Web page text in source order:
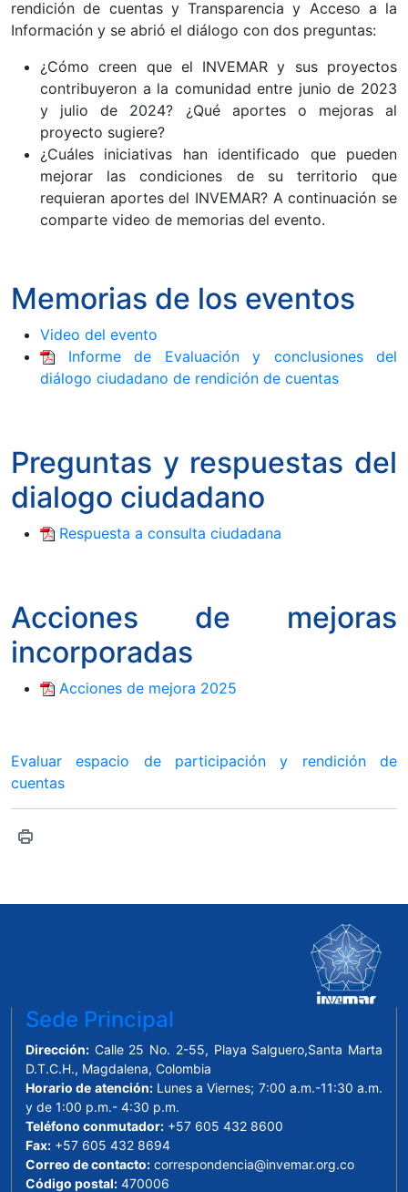
rendición de cuentas y Transparencia y Acceso a la
Información y se abrió el diálogo con dos preguntas:
¿Cómo creen que el INVEMAR y sus proyectos
contribuyeron a la comunidad entre junio de 2023
y julio de 2024? ¿Qué aportes o mejoras al
proyecto sugiere?
¿Cuáles iniciativas han identificado que pueden
mejorar las condiciones de su territorio que
requieran aportes del INVEMAR? A continuación se
comparte video de memorias del evento.
Memorias de los eventos
Video del evento
Informe de Evaluación y conclusiones del
diálogo ciudadano de rendición de cuentas
Preguntas y respuestas del
dialogo ciudadano
Respuesta a consulta ciudadana
Acciones de mejoras
incorporadas
Acciones de mejora 2025
Evaluar espacio de participación y rendición de
cuentas
Sede Principal
Dirección: Calle 25 No. 2-55, Playa Salguero,Santa Marta
D.T.C.H., Magdalena, Colombia
Horario de atención:Lunes a Viernes; 7:00 a.m.-11:30 a.m.
y de 1:00 p.m.- 4:30 p.m.
Teléfono conmutador: +57 605 432 8600
Fax: +57 605 432 8694
Correo de contacto: correspondencia@invemar.org.co
Código postal: 470006